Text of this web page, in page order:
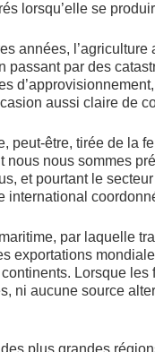
lorsqu’elle se
années,
passant par des
aussi claire de
peut-être, tirée de la
nous nous sommes
et pourtant le
international
par laquelle
exportations
Lorsque
ni aucune source